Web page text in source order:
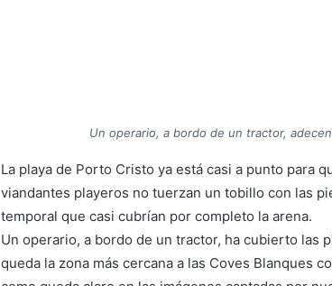
Un operario, a bordo de un tractor,
La playa de Porto Cristo ya está casi a punto para
viandantes playeros no tuerzan un tobillo con las
temporal que casi cubrían por completo la arena.
Un operario, a bordo de un tractor, ha cubierto las
queda la zona más cercana a las Coves Blanques